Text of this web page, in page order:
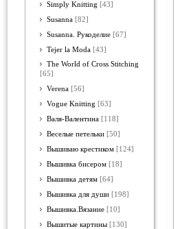
Simply Knitting [43]
Susanna [82]
Susanna. Рукоделие [67]
Tejer la Moda [43]
The World of Cross Stitching
[65]
Verena [56]
Vogue Knitting [63]
Валя-Валентина [118]
Веселые петельки [50]
Вышиваю крестиком [124]
Вышивка бисером [18]
Вышивка детям [64]
Вышивка для души [198]
Вышивка.Вязание [10]
Вышитые картины [130]